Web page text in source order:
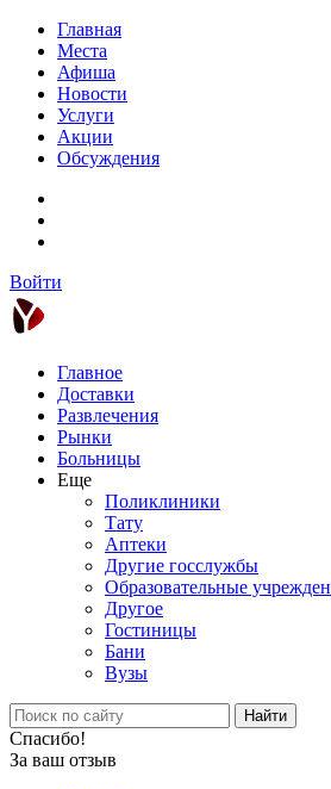
Главная
Места
Афиша
Новости
Услуги
Акции
Обсуждения
Войти
Главное
Доставки
Развлечения
Рынки
Больницы
Еще
Поликлиники
Тату
Аптеки
Другие госслужбы
Образовательные
Другое
Гостиницы
Бани
Вузы
Найти
Спасибо!
За ваш отзыв